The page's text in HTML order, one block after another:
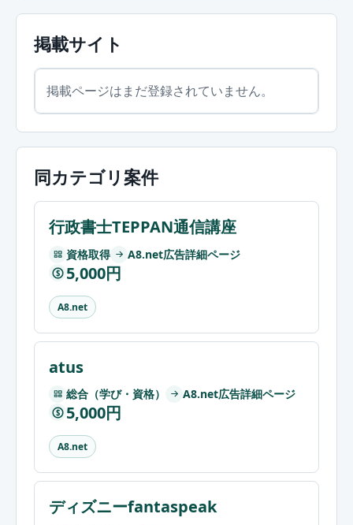
掲載サイト
掲載ページはまだ登録されていません。
同カテゴリ案件
行政書士TEPPAN通信講座
資格取得 A8.net広告詳細ページ
$ 5,000円
A8.net
atus
総合（学び・資格） A8.net広告詳細ページ
$ 5,000円
A8.net
ディズニーfantaspeak